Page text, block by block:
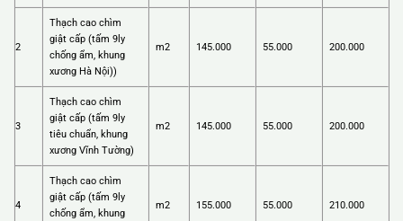
2
Thạch cao chìm
giật cấp (tấm 9ly
chống ẩm, khung
xương Hà Nội))
m2 145.000 55.000 200.000
3
Thạch cao chìm
giật cấp (tấm 9ly
tiêu chuẩn, khung
xương Vĩnh Tường)
m2 145.000 55.000 200.000
4
Thạch cao chìm
giật cấp (tấm 9ly
chống ẩm, khung
m2 155.000 55.000 210.000